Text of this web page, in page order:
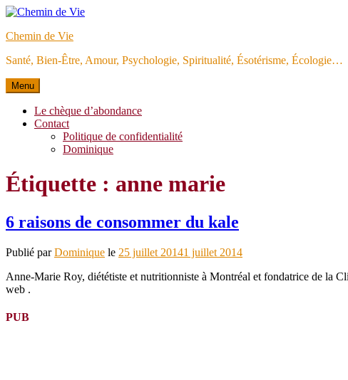
Aller
contenu
Chemin de Vie
Santé, Bien-Être, Amour, Psychologie, Spiritualité, Ésotérisme, Écologie…
Menu
Le chèque d’abondance
Contact
Politique de confidentialité
Dominique
Étiquette : anne marie
6 raisons de consommer du kale
Publié parDominique le 25 juillet 20141 juillet 2014
Anne-Marie Roy, diététiste et nutritionniste à Montréal et fondatrice de la
web .
PUB